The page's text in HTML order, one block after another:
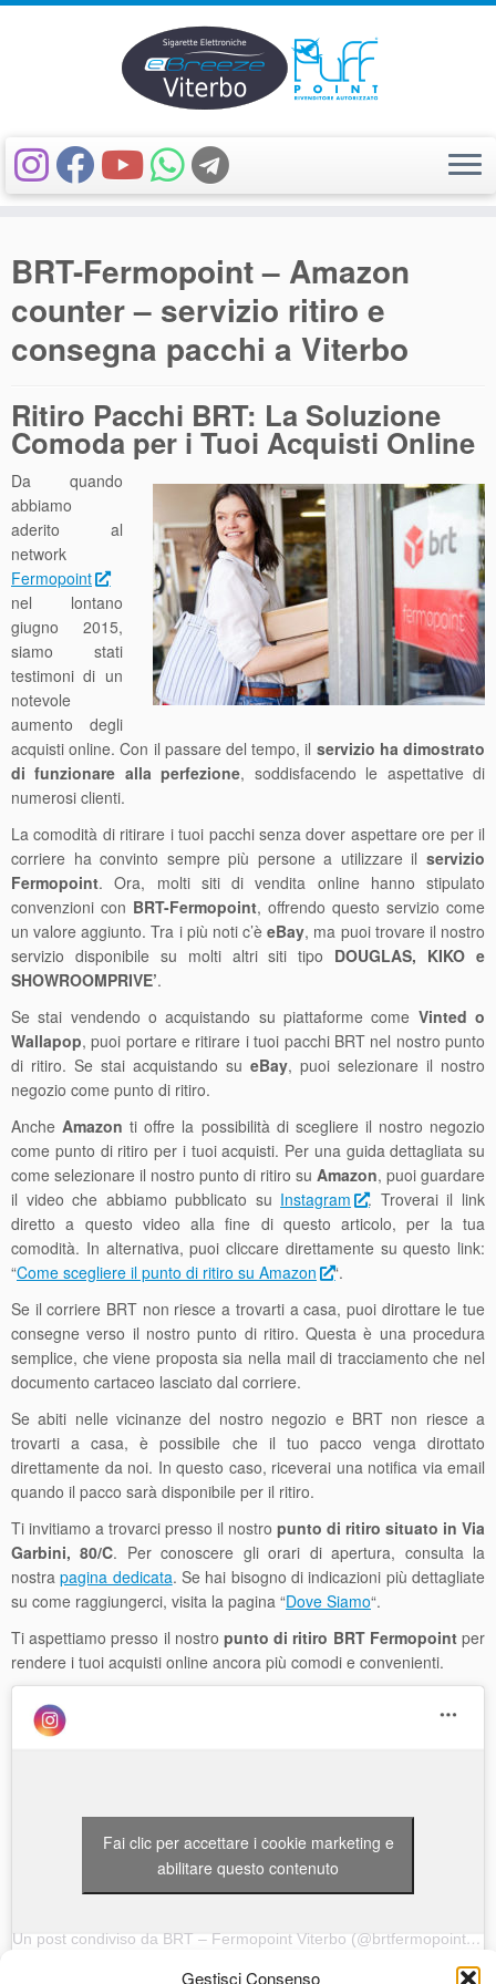
Gestisci Consenso
contenuto
BRT-Fermopoint – Amazon
counter – servizio ritiro e
consegna pacchi a Viterbo
Ritiro Pacchi BRT: La Soluzione
Comoda per i Tuoi Acquisti Online
Da quando
abbiamo
aderito al
network
Fermopoint
nel lontano
giugno 2015,
siamo stati
testimoni di un
notevole
aumento degli
acquisti online. Con il passare del tempo, il servizio ha dimostrato
di funzionare alla perfezione, soddisfacendo le aspettative di
numerosi clienti.
La comodità di ritirare i tuoi pacchi senza dover aspettare ore per il
corriere ha convinto sempre più persone a utilizzare il servizio
Fermopoint. Ora, molti siti di vendita online hanno stipulato
convenzioni con BRT-Fermopoint, offrendo questo servizio come
un valore aggiunto. Tra i più noti c’èeBay, ma puoi trovare il nostro
servizio disponibile su molti altri siti tipo DOUGLAS, KIKO e
SHOWROOMPRIVE’.
Se stai vendendo o acquistando su piattaforme come Vinted o
Wallapop, puoi portare e ritirare i tuoi pacchi BRT nel nostro punto
di ritiro. Se stai acquistando su eBay, puoi selezionare il nostro
negozio come punto di ritiro.
AncheAmazon ti offre la possibilità di scegliere il nostro negozio
come punto di ritiro per i tuoi acquisti. Per una guida dettagliata su
come selezionare il nostro punto di ritiro su Amazon, puoi guardare
il video che abbiamo pubblicato su Instagram
. Troverai il link
diretto a questo video alla fine di questo articolo, per la tua
comodità. In alternativa, puoi cliccare direttamente su questo link:
“Come scegliere il punto di ritiro su Amazon
“.
Se il corriere BRT non riesce a trovarti a casa, puoi dirottare le tue
consegne verso il nostro punto di ritiro. Questa è una procedura
semplice, che viene proposta sia nella mail di tracciamento che nel
documento cartaceo lasciato dal corriere.
Se abiti nelle vicinanze del nostro negozio e BRT non riesce a
trovarti a casa, è possibile che il tuo pacco venga dirottato
direttamente da noi. In questo caso, riceverai una notifica via email
quando il pacco sarà disponibile per il ritiro.
Ti invitiamo a trovarci presso il nostro punto di ritiro situato in Via
Garbini, 80/C. Per conoscere gli orari di apertura, consulta la
nostrapagina dedicata. Se hai bisogno di indicazioni più dettagliate
su come raggiungerci, visita la pagina “Dove Siamo“.
Ti aspettiamo presso il nostro punto di ritiro BRT Fermopointper
rendere i tuoi acquisti online ancora più comodi e convenienti.
Un post condiviso da BRT – Fermopoint Viterbo (@brtfermopointviterbo)
Fai clic per accettare i cookie marketing e
abilitare questo contenuto